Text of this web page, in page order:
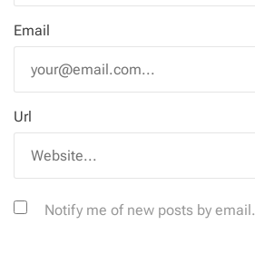
Email
Url
Notify me of new posts by email.